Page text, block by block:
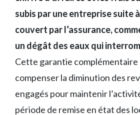
subis par une entreprise suite
couvert par l’assurance,
un dégât des eaux qui
Cette garantie complémentaire
compenser la diminution des
engagés pour maintenir
période de remise en état des